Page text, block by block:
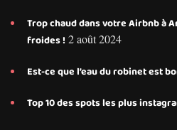
Trop chaud dans votre Airbnb à
froides ! 2 août 2024
Est-ce que l’eau du robinet est
Top 10 des spots les plus